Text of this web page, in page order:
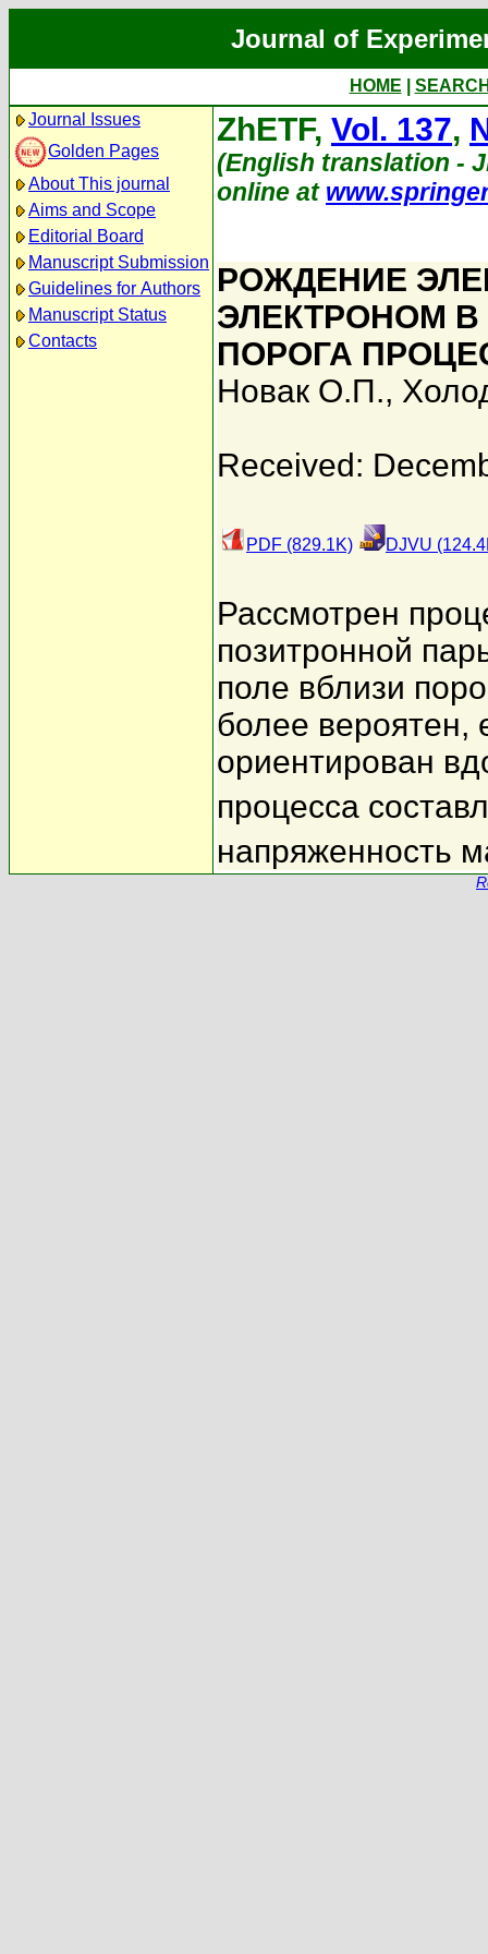
Journal of
HOME
Journal Issues
Golden Pages
About This journal
Aims and Scope
Editorial Board
Manuscript Submission
Guidelines for Authors
Manuscript Status
Contacts
ZhETF, Vol. 137,
(English translation -
online at
РОЖДЕНИЕ
ЭЛЕКТРОНОМ
ПОРОГА
Новак О.П.,
Received:
PDF (829.1K) DJVU
Рассмотрен
позитронной
поле вблизи
более вероятен,
ориентирован
процесса
напряженность